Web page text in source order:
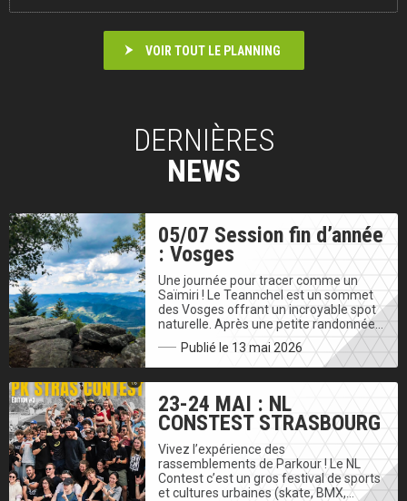
VOIR TOUT LE PLANNING
DERNIÈRES
NEWS
05/07 Session fin d’année
: Vosges
Une journée pour tracer comme un
Saïmiri ! Le Teannchel est un sommet
des Vosges offrant un incroyable spot
naturelle. Après une petite randonnée…
Publié le 13 mai 2026
23-24 MAI : NL
CONSTEST STRASBOURG
Vivez l’expérience des
rassemblements de Parkour ! Le NL
Contest c’est un gros festival de sports
et cultures urbaines (skate, BMX,…